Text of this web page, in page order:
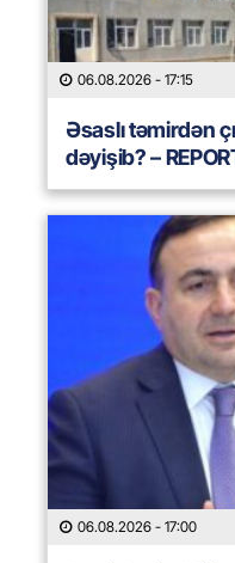
06.08.2026 - 17:15
Əsaslı təmirdən
dəyişib? –
06.08.2026 - 17:00